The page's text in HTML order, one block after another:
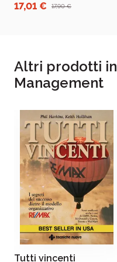
17,01 €
17,90 €
Altri prodotti in
Management
Tutti vincenti